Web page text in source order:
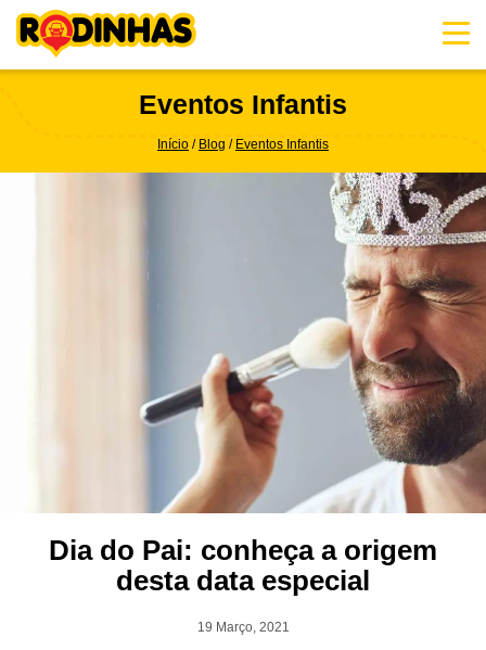
content
Eventos Infantis
Início Blog Eventos Infantis
Dia do Pai: conheça a origem
desta data especial
19 Março, 2021